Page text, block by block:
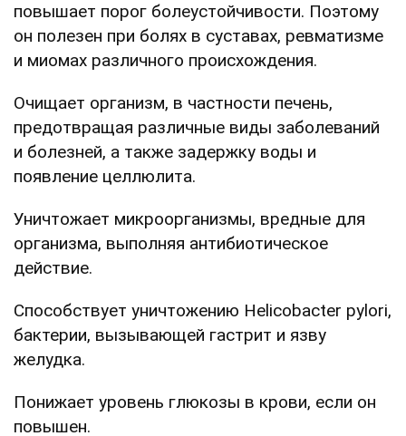
повышает порог болеустойчивости. Поэтому
он полезен при болях в суставах, ревматизме
и миомах различного происхождения.
Очищает организм, в частности печень,
предотвращая различные виды заболеваний
и болезней, а также задержку воды и
появление целлюлита.
Уничтожает микроорганизмы, вредные для
организма, выполняя антибиотическое
действие.
Способствует уничтожению Helicobacter pylori,
бактерии, вызывающей гастрит и язву
желудка.
Понижает уровень глюкозы в крови, если он
повышен.